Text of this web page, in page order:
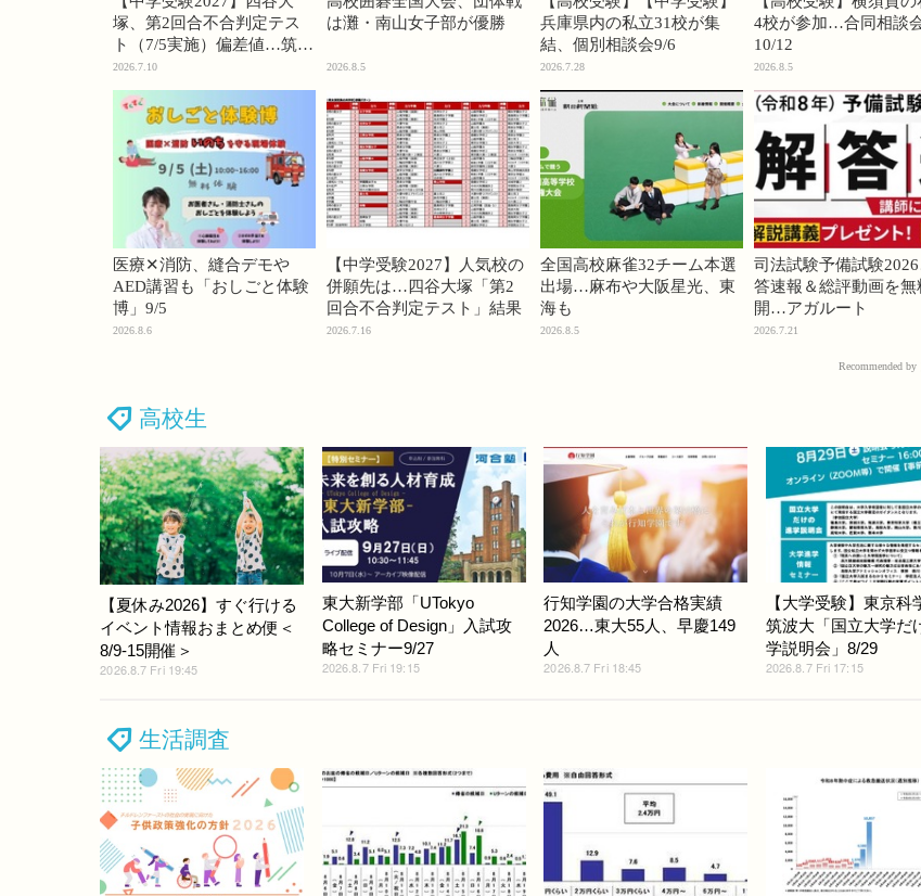
塚、第2回合不合判定テス
ト（7/5実施）偏差値…筑駒
74・桜蔭70＜PR＞
2026.7.10
は灘・南山女子部が優勝
2026.8.5
兵庫県内の私立31校が集
結、個別相談会9/6
2026.7.28
4校が参加…合同相談
10/12
2026.8.5
医療✕消防、縫合デモや
AED講習も「おしごと体験
博」9/5
2026.8.6
【中学受験2027】人気校の
併願先は…四谷大塚「第2
回合不合判定テスト」結果
2026.7.16
全国高校麻雀32チーム本選
出場…麻布や大阪星光、東
海も
2026.8.5
司法試験予備試験
答速報＆総評動画を無
開…アガルート
2026.7.21
Recommended by
高校生
【夏休み2026】すぐ行ける
イベント情報おまとめ便＜
8/9-15開催＞
2026.8.7 Fri 19:45
東大新学部「UTokyo
College of Design」入試攻
略セミナー9/27
2026.8.7 Fri 19:15
行知学園の大学合格実績
2026…東大55人、早慶149
人
2026.8.7 Fri 18:45
【大学受験】東京科
筑波大「国立大学だ
学説明会」8/29
2026.8.7 Fri 17:15
生活調査